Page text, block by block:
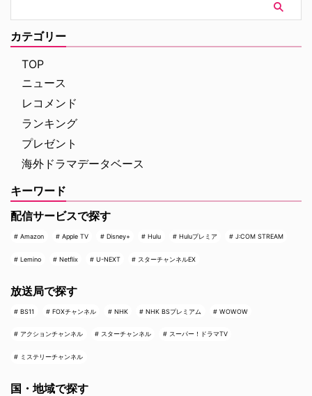
ジム・ベルジュラックが事件に挑
む人気シリーズだ。本国イギリス
で2025年にシーズン1（『警部ベ
ルジュラック～豪邸に …
れた。 世界中で大ヒットを記
録！ 映画史に残る快挙を達成 ソ
ホランド演じるピーター・パーカ
カテゴリー
TOP
ニュース
レコメンド
ランキング
プレゼント
海外ドラマデータベース
キーワード
配信サービスで探す
Amazon Apple TV Disney+ Hulu Huluプレミア J:COM STREAM
Lemino Netflix U-NEXT スターチャンネルEX
放送局で探す
BS11 FOXチャンネル NHK NHK BSプレミアム WOWOW
アクションチャンネル スターチャンネル スーパー！ドラマTV
ミステリーチャンネル
国・地域で探す